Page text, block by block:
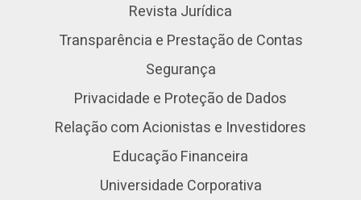
Revista Jurídica
Transparência e Prestação de Contas
Segurança
Privacidade e Proteção de Dados
Relação com Acionistas e Investidores
Educação Financeira
Universidade Corporativa